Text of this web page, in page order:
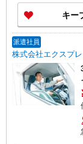
キー
派遣社員
株式会社エクスプ